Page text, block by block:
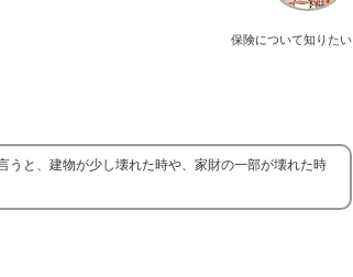
保険について知りたい
うと、建物が少し壊れた時や、家財の一部が壊れた時